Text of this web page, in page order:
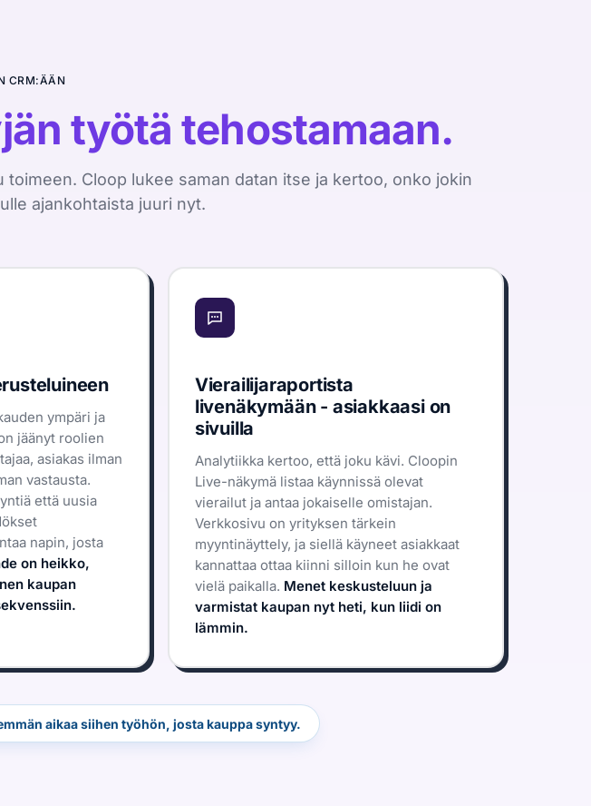
CRM:ÄÄN
työtä tehostamaan.
Cloop lukee saman datan itse ja kertoo, onko jokin
ajankohtaista juuri nyt.
ympäri ja
jäänyt roolien
asiakas ilman
vastausta.
että uusia
napin, josta
on heikko,
kaupan
Vierailijaraportista
livenäkymään - asiakkaasi on
sivuilla
Analytiikka kertoo, että joku kävi. Cloopin
Live-näkymä listaa käynnissä olevat
vierailut ja antaa jokaiselle omistajan.
Verkkosivu on yrityksen tärkein
myyntinäyttely, ja siellä käyneet asiakkaat
kannattaa ottaa kiinni silloin kun he ovat
vielä paikalla. Menet keskusteluun ja
varmistat kaupan nyt heti, kun liidi on
lämmin.
aikaa siihen työhön, josta kauppa syntyy.